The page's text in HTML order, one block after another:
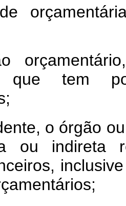
que tem
o órgão
ou indireta